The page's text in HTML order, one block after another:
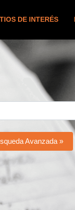
DE INTERÉS
Avanzada »